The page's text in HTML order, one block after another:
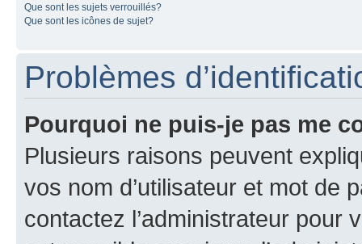
Que sont les sujets verrouillés?
Que sont les icônes de sujet?
Problèmes
Pourquoi ne puis-je pas me
Plusieurs raisons peuvent
vos nom d’utilisateur et mot de
contactez l’administrateur pour